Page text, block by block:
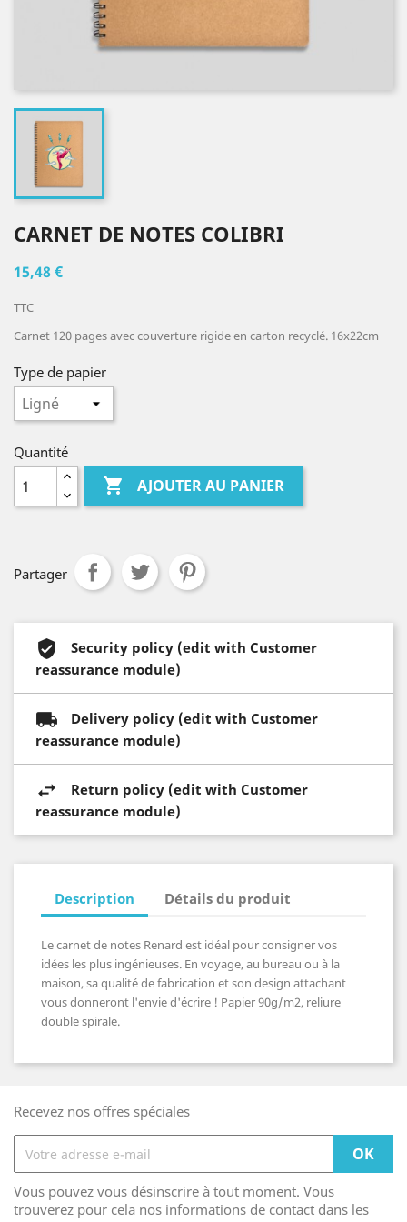
CARNET DE NOTES COLIBRI
15,48 €
TTC
Carnet 120 pages avec couverture rigide en carton recyclé. 16x22cm
Type de papier
Quantité
 AJOUTER AU PANIER
Partager
Security policy (edit with Customer
reassurance module)
Delivery policy (edit with Customer
reassurance module)
Return policy (edit with Customer
reassurance module)
Description Détails du produit
Le carnet de notes Renard est idéal pour consigner vos
idées les plus ingénieuses. En voyage, au bureau ou à la
maison, sa qualité de fabrication et son design attachant
vous donneront l'envie d'écrire ! Papier 90g/m2, reliure
double spirale.
Recevez nos offres spéciales
Vous pouvez vous désinscrire à tout moment. Vous
trouverez pour cela nos informations de contact dans les